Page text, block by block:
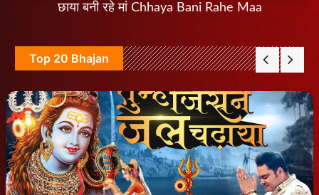
छाया बनी रहे मां Chhaya Bani Rahe Maa
Top 20 Bhajan